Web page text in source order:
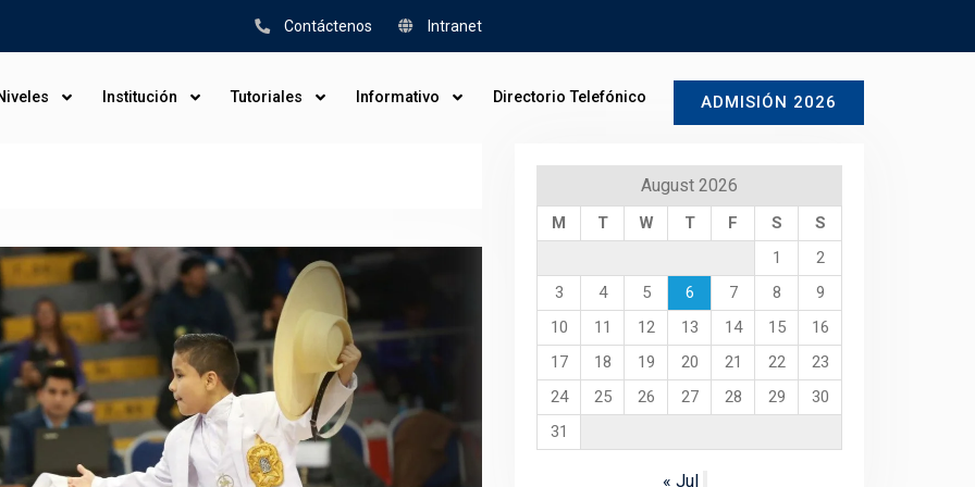
Contáctenos Intranet
Institución Tutoriales Informativo Directorio Telefónico ADMISIÓN 2026
August 2026
M T W T F S
S
1
2
3
4 5 6 7 8
9
10
11 12 13 14 15
16
17
18 19 20 21 22
23
24
25 26 27 28 29
30
31
« Jul